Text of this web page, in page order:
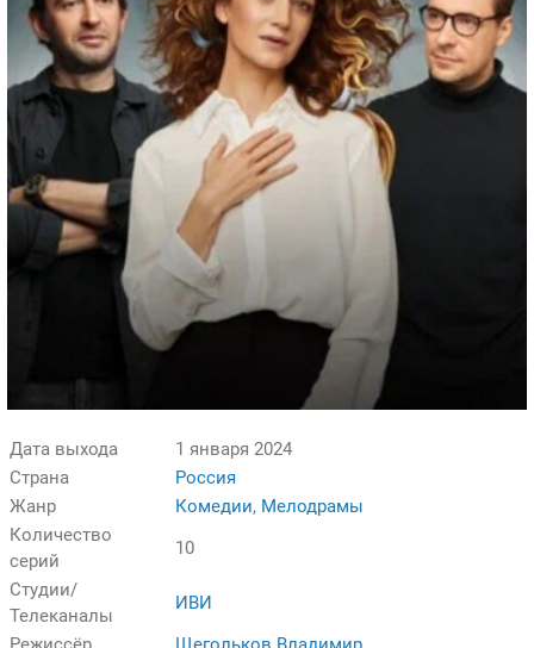
Дата выхода
1 января 2024
Страна
Россия
Жанр
Комедии, Мелодрамы
Количество
серий
10
Студии/
Телеканалы
ИВИ